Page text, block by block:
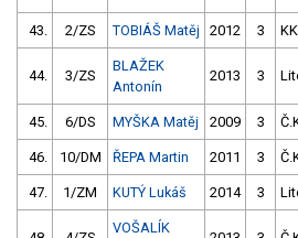
43. 2/ZS TOBIÁŠ Matěj 2012 3
44. 3/ZS
BLAŽEK
Antonín
2013 3
45. 6/DS MYŠKA Matěj 2009 3
46. 10/DM ŘEPA Martin 2011 3
47. 1/ZM KUTÝ Lukáš 2014 3
VOŠALÍK